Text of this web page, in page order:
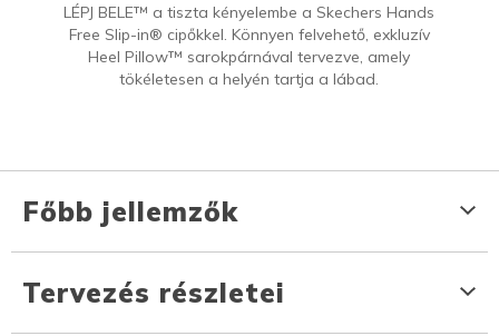
LÉPJ BELE™ a tiszta kényelembe a Skechers Hands
Free Slip-in® cipőkkel. Könnyen felvehető, exkluzív
Heel Pillow™ sarokpárnával tervezve, amely
tökéletesen a helyén tartja a lábad.
Főbb jellemzők
Tervezés részletei